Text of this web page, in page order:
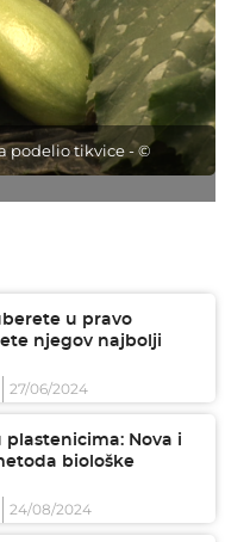
podelio tikvice - ©
u pravo
njegov najbolji
27/06/2024
plastenicima: Nova i
biološke
24/08/2024